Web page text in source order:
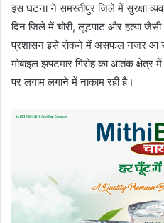
इस घटना ने समस्तीपुर जिले में सुरक्षा
दिन जिले में चोरी, लूटपाट और हत्या जैसी
प्रशासन इसे रोकने में असफल नजर आ
मोबाइल झपटमार गिरोह का आतंक
पर लगाम लगाने में नाकाम रही है।